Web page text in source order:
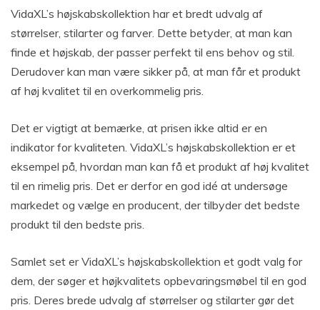
VidaXL’s højskabskollektion har et bredt udvalg af
størrelser, stilarter og farver. Dette betyder, at man kan
finde et højskab, der passer perfekt til ens behov og stil.
Derudover kan man være sikker på, at man får et produkt
af høj kvalitet til en overkommelig pris.
Det er vigtigt at bemærke, at prisen ikke altid er en
indikator for kvaliteten. VidaXL’s højskabskollektion er et
eksempel på, hvordan man kan få et produkt af høj kvalitet
til en rimelig pris. Det er derfor en god idé at undersøge
markedet og vælge en producent, der tilbyder det bedste
produkt til den bedste pris.
Samlet set er VidaXL’s højskabskollektion et godt valg for
dem, der søger et højkvalitets opbevaringsmøbel til en god
pris. Deres brede udvalg af størrelser og stilarter gør det